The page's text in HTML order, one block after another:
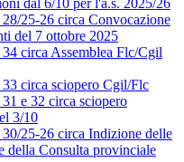
dal 6/10 per l'a.s. 2025/26
25-26 circa Convocazione
del 7 ottobre 2025
circa Assemblea Flc/Cgil
circa sciopero Cgil/Flc
e 32 circa sciopero
3/10
25-26 circa Indizione delle
della Consulta provinciale